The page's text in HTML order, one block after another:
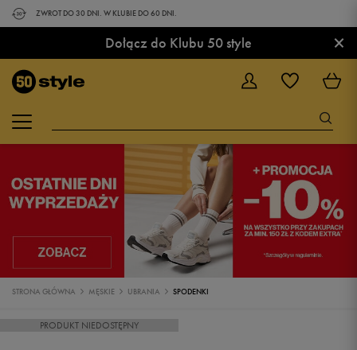
ZWROT DO 30 DNI. W KLUBIE DO 60 DNI.
Dołącz do Klubu 50 style ×
STRONA GŁÓWNA MĘSKIE UBRANIA SPODENKI
PRODUKT NIEDOSTĘPNY